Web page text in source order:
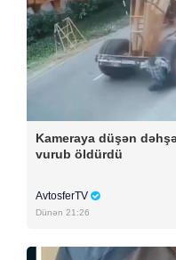
Kameraya düşən
vurub öldürdü
AvtosferTV
Dünən 21:26